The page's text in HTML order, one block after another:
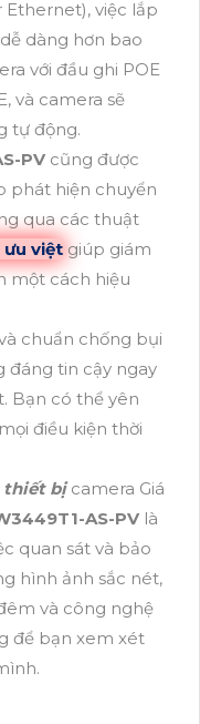
Ethernet), việc lắp
dàng hơn bao
với đầu ghi POE
và camera sẽ
tự động.
PV cũng được
phát hiện chuyển
qua các thuật
việt giúp giám
một cách hiệu
chuẩn chống bụi
đáng tin cậy ngay
Bạn có thể yên
điều kiện thời
thiết bịcamera Giá
AS-PV là
quan sát và bảo
hình ảnh sắc nét,
và công nghệ
để bạn xem xét